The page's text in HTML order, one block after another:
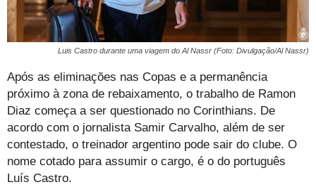
Luis Castro durante uma viagem do Al Nassr (Foto: Divulgação/Al Nassr)
Após as eliminações nas Copas e a permanência
próximo à zona de rebaixamento, o trabalho de Ramon
Diaz começa a ser questionado no Corinthians. De
acordo com o jornalista Samir Carvalho, além de ser
contestado, o treinador argentino pode sair do clube. O
nome cotado para assumir o cargo, é o do português
Luís Castro.